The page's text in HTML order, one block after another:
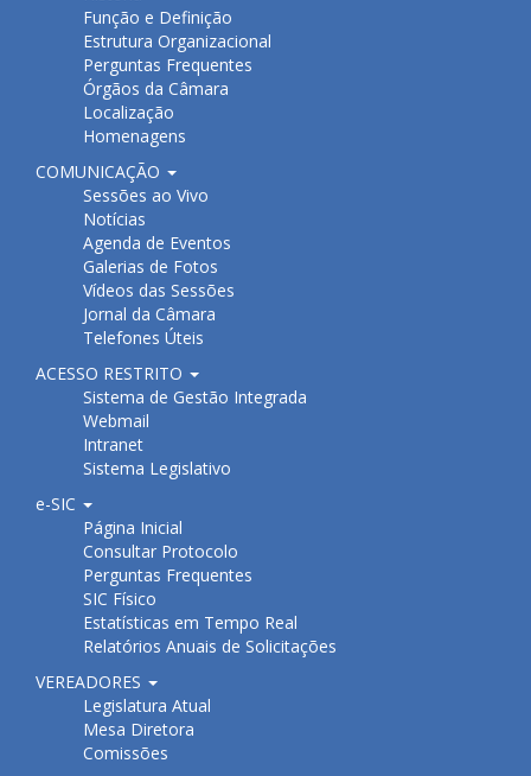
Função e Definição
Estrutura Organizacional
Perguntas Frequentes
Órgãos da Câmara
Localização
Homenagens
COMUNICAÇÃO
Sessões ao Vivo
Notícias
Agenda de Eventos
Galerias de Fotos
Vídeos das Sessões
Jornal da Câmara
Telefones Úteis
ACESSO RESTRITO
Sistema de Gestão Integrada
Webmail
Intranet
Sistema Legislativo
e-SIC
Página Inicial
Consultar Protocolo
Perguntas Frequentes
SIC Físico
Estatísticas em Tempo Real
Relatórios Anuais de Solicitações
VEREADORES
Legislatura Atual
Mesa Diretora
Comissões